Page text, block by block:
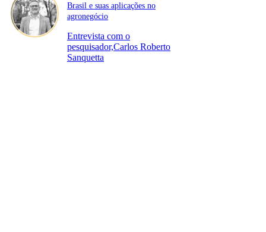
Brasil e suas aplicações no
agronegócio
Entrevista com o
pesquisador,Carlos Roberto
Sanquetta